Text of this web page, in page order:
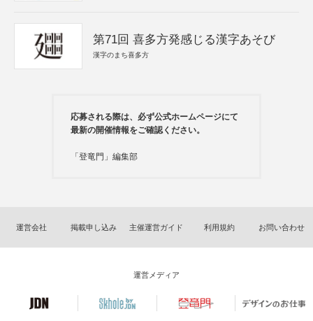
第71回 喜多方発感じる漢字あそび
漢字のまち喜多方
応募される際は、必ず公式ホームページにて
最新の開催情報をご確認ください。
「登竜門」編集部
運営会社 掲載申し込み 主催運営ガイド 利用規約 お問い合わせ
運営メディア